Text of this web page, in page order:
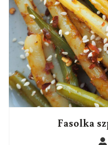
Fasolka